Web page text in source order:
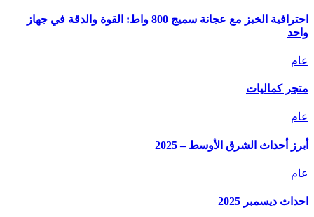
احترافية الخبز مع عجانة سميج 800 واط: القوة والدقة في جهاز
واحد
عام
متجر كماليات
عام
أبرز أحداث الشرق الأوسط – 2025
عام
احداث ديسمبر 2025